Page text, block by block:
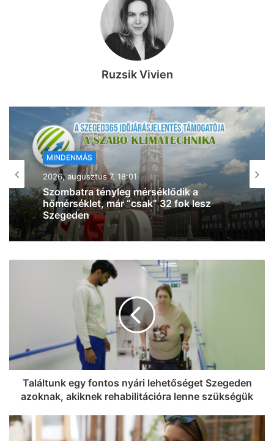
Ruzsik Vivien
MINDENMÁS
2026, augusztus 7. 17:54
Baleset történt Szegeden – egy rolleres
esett el a Csillag tér közelében
Találtunk egy fontos nyári lehetőséget Szegeden
azoknak, akiknek rehabilitációra lenne szükségük